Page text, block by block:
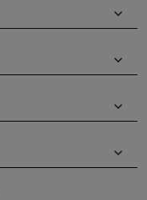
keyboard_arrow_down
keyboard_arrow_down
keyboard_arrow_down
keyboard_arrow_down